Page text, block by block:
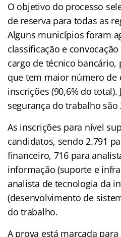
O objetivo do processo
de reserva para todas as
Alguns municípios foram
classificação e
cargo de técnico bancário,
que tem maior número de
inscrições (90,6% do total).
segurança do trabalho são
As inscrições para nível
candidatos, sendo 2.791
financeiro, 716 para
informação (suporte e
analista de tecnologia da
(desenvolvimento de
do trabalho.
A prova está marcada